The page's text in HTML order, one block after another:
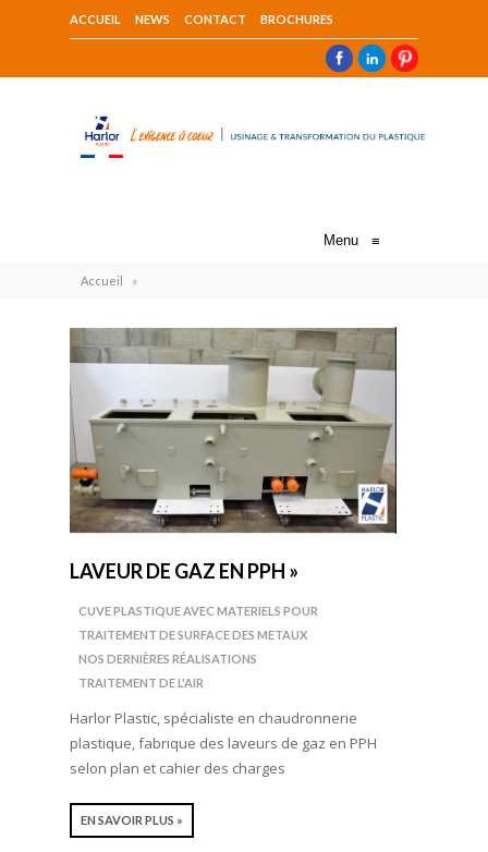
ACCUEIL NEWS CONTACT BROCHURES
Menu ≡
Accueil »
LAVEUR DE GAZ EN PPH »
CUVE PLASTIQUE AVEC MATERIELS POUR
TRAITEMENT DE SURFACE DES METAUX
NOS DERNIÈRES RÉALISATIONS
TRAITEMENT DE L'AIR
Harlor Plastic, spécialiste en chaudronnerie
plastique, fabrique des laveurs de gaz en PPH
selon plan et cahier des charges
EN SAVOIR PLUS »